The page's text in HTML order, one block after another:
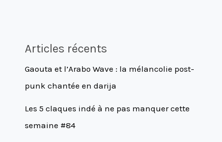
Articles récents
Gaouta et l’Arabo Wave : la mélancolie post-
punk chantée en darija
Les 5 claques indé à ne pas manquer cette
semaine #84